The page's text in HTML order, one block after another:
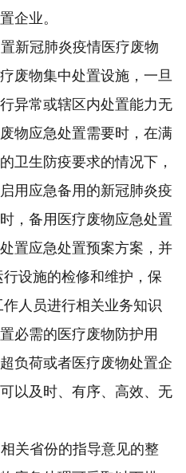
企业。
新冠肺炎疫情医疗废物
废物集中处置设施，一旦
异常或辖区内处置能力无
物应急处置需要时，在满
卫生防疫要求的情况下，
用应急备用的新冠肺炎疫
，备用医疗废物应急处置
置应急处置预案方案，并
设施的检修和维护，保
人员进行相关业务知识
必需的医疗废物防护用
负荷或者医疗废物处置企
以及时、有序、高效、无
关省份的指导意见的整